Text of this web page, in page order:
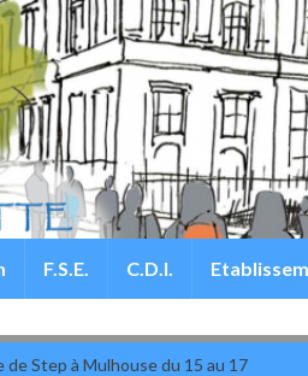
F.S.E. C.D.I.
de Step à Mulhouse du 15 au 17